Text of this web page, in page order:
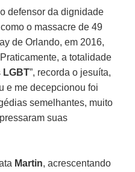
defensor da dignidade
o massacre de 49
de Orlando, em 2016,
a totalidade
LGBT”, recorda o jesuíta,
e me decepcionou foi
semelhantes, muito
suas
Martin, acrescentando